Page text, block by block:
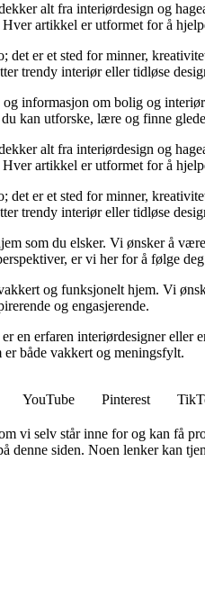
alt fra interiørdesign og
artikkel er utformet for å
det er et sted for minner,
trendy interiør eller tidløse
informasjon om bolig og
kan utforske, lære og finne
alt fra interiørdesign og
artikkel er utformet for å
det er et sted for minner,
trendy interiør eller tidløse
som du elsker. Vi ønsker å
er vi her for å følge
og funksjonelt hjem. Vi
og engasjerende.
en erfaren interiørdesigner
både vakkert og meningsfylt.
YouTube Pinterest
vi selv står inne for og kan få
denne siden. Noen lenker kan